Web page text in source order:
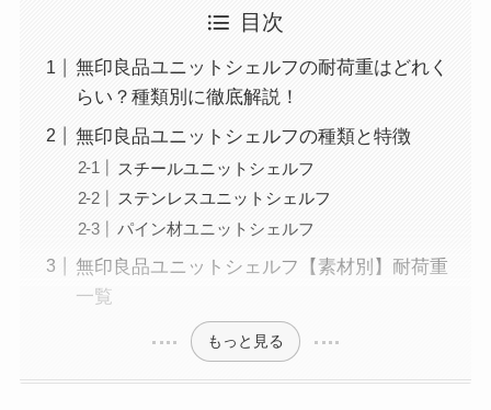
目次
無印良品ユニットシェルフの耐荷重はどれく
らい？種類別に徹底解説！
無印良品ユニットシェルフの種類と特徴
スチールユニットシェルフ
ステンレスユニットシェルフ
パイン材ユニットシェルフ
無印良品ユニットシェルフ【素材別】耐荷重
一覧
もっと見る